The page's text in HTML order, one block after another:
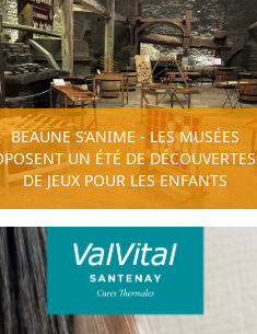
BEAUNE S’ANIME - LES MUSÉES
UN ÉTÉ DE
DE JEUX POUR LES ENFANTS